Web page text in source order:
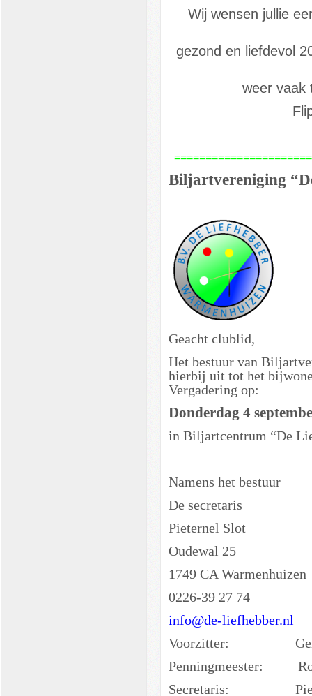
Wij wensen jullie
gezond en liefdevol
weer vaak
Biljartvereniging
Geacht clublid,
Het bestuur van
hierbij uit tot het
Vergadering op:
Donderdag 4
in Biljartcentrum “De
Namens het bestuur
De secretaris
Pieternel Slot
Oudewal 25
1749 CA Warmenhuizen
0226-39 27 74
info@de-liefhebber.nl
Voorzitter:
Penningmeester:
Secretaris: